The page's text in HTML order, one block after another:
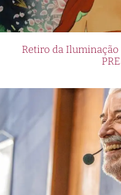
Retiro da Iluminação